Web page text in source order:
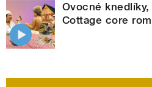
Ovocné
Cottage core